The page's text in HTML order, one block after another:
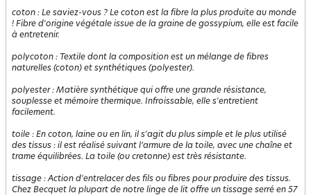
coton : Le saviez-vous ? Le coton est la fibre la plus produite au monde
! Fibre d'origine végétale issue de la graine de gossypium, elle est facile
à entretenir.
polycoton : Textile dont la composition est un mélange de fibres
naturelles (coton) et synthétiques (polyester).
polyester: Matière synthétique qui offre une grande résistance,
souplesse et mémoire thermique. Infroissable, elle s'entretient
facilement.
toile : En coton, laine ou en lin, il s'agit du plus simple et le plus utilisé
des tissus : il est réalisé suivant l’armure de la toile, avec une chaîne et
trame équilibrées. La toile (ou cretonne) est très résistante.
tissage :Action d'entrelacer des fils ou fibres pour produire des tissus.
Chez Becquet la plupart de notre linge de lit offre un tissage serré en 57